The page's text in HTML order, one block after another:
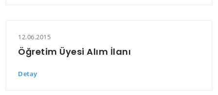
12.06.2015
Öğretim Üyesi Alım İlanı
Detay